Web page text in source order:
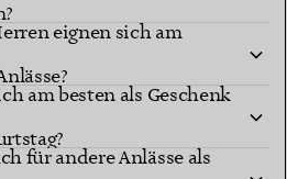
eignen sich am
am besten als Geschenk
für andere Anlässe als